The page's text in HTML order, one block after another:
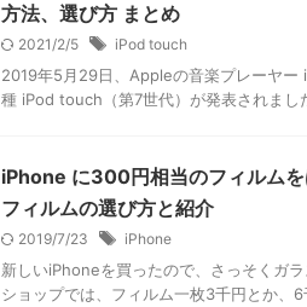
方法、選び方 まとめ
2021/2/5 iPod touch
2019年5月29日、Appleの音楽プレーヤ
種 iPod touch（第7世代）が発表されま
iPhone に300円相当のフィルム
フィルムの選び方と紹介
2019/7/23 iPhone
新しいiPhoneを買ったので、さっそくガ
ショップでは、フィルム一枚3千円とか、